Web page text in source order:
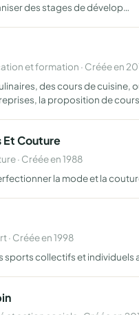
des stages de dévelop…
et formation · Créée en
des cours de
la proposition de
Et Couture
· Créée en 1988
la mode et la
· Créée en 1998
sports collectifs et individuels